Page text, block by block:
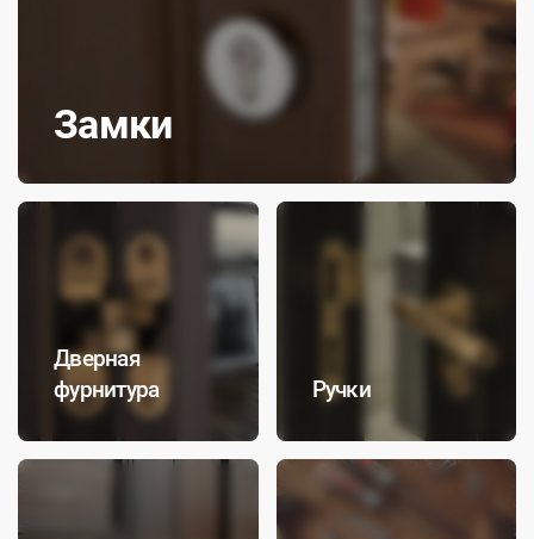
Замки
Дверная
фурнитура
Ручки